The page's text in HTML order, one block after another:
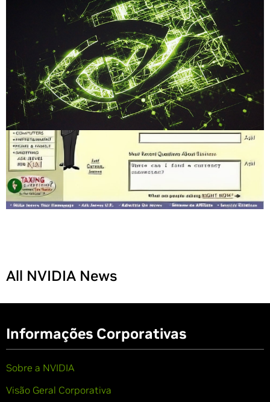
Compartilhe
All NVIDIA News
Informações Corporativas
Sobre a NVIDIA
Visão Geral Corporativa